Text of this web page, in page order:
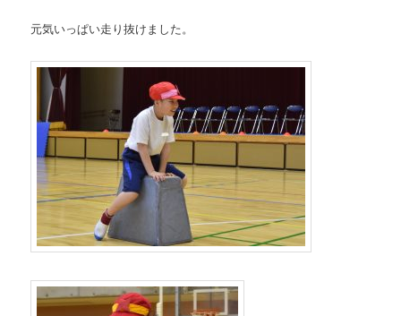
元気いっぱい走り抜けました。